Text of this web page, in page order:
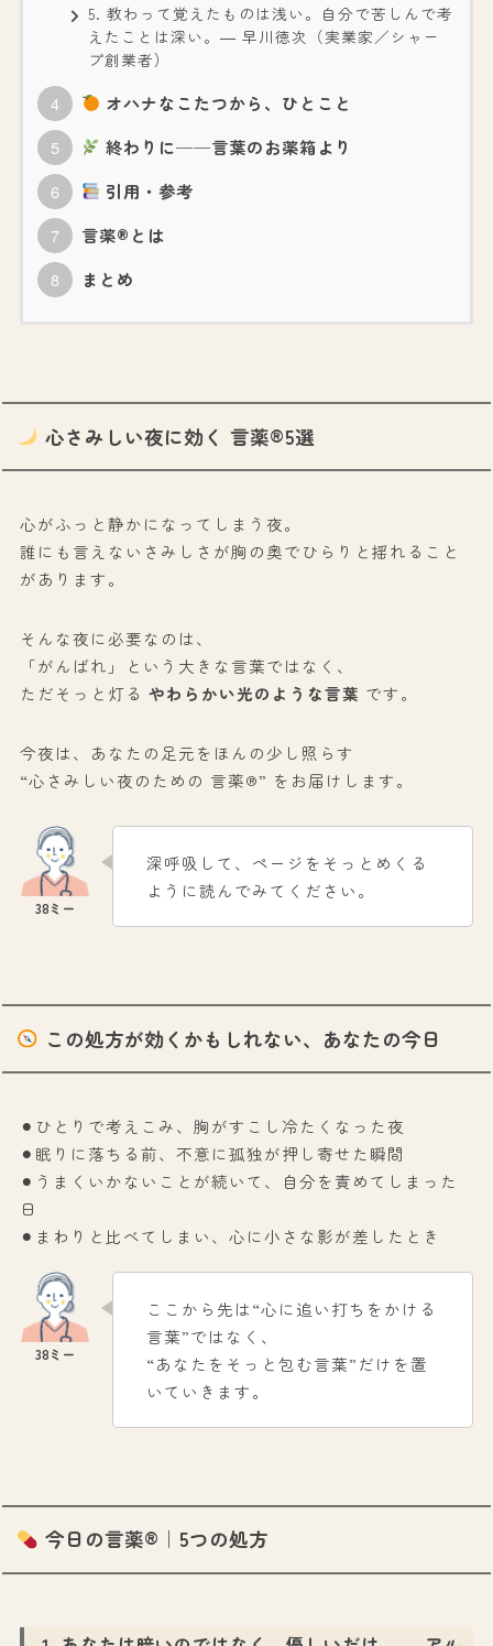
5. 教わって覚えたものは浅い。自分で苦しんで考
えたことは深い。― 早川徳次（実業家／シャー
プ創業者）
オハナなこたつから、ひとこと
終わりに──言葉のお薬箱より
引用・参考
言薬®とは
まとめ
心さみしい夜に効く 言薬®5選
心がふっと静かになってしまう夜。
誰にも言えないさみしさが胸の奥でひらりと揺れること
があります。
そんな夜に必要なのは、
「がんばれ」という大きな言葉ではなく、
ただそっと灯る やわらかい光のような言葉 です。
今夜は、あなたの足元をほんの少し照らす
“心さみしい夜のための 言薬®” をお届けします。
深呼吸して、ページをそっとめくる
ように読んでみてください。
この処方が効くかもしれない、あなたの今日
⚫︎ひとりで考えこみ、胸がすこし冷たくなった夜
⚫︎眠りに落ちる前、不意に孤独が押し寄せた瞬間
⚫︎うまくいかないことが続いて、自分を責めてしまった
日
⚫︎まわりと比べてしまい、心に小さな影が差したとき
ここから先は“心に追い打ちをかける
言葉”ではなく、
“あなたをそっと包む言葉”だけを置
いていきます。
今日の言薬®｜5つの処方